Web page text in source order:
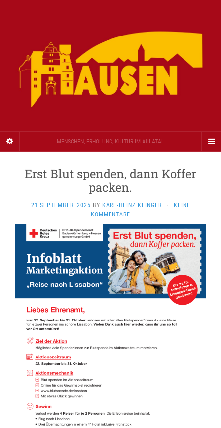
MENSCHEN, ERHOLUNG, KULTUR IM AULATAL
Erst Blut spenden, dann Koffer
packen.
21 SEPTEMBER, 2025 BY KARL-HEINZ KLINGER ·
KEINE
KOMMENTARE